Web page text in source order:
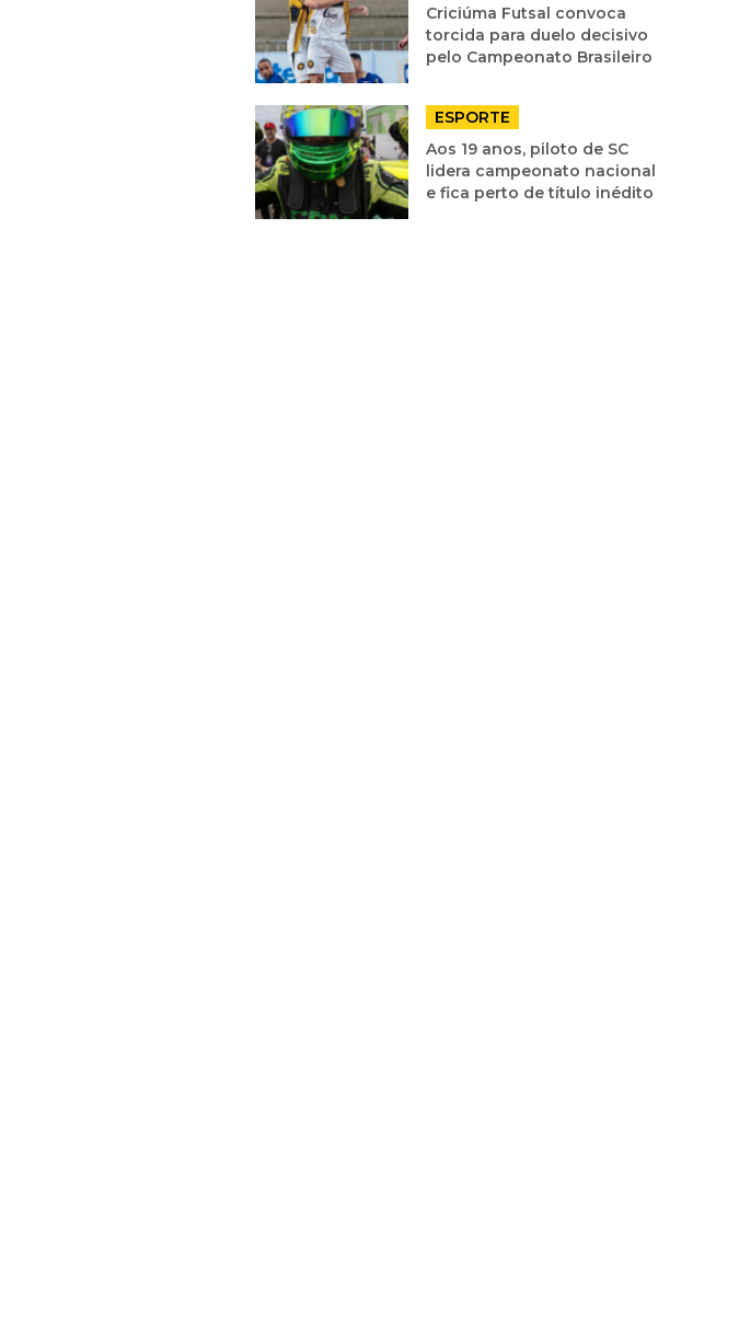
Criciúma Futsal convoca
torcida para duelo decisivo
pelo Campeonato Brasileiro
ESPORTE
Aos 19 anos, piloto de SC
lidera campeonato nacional
e fica perto de título inédito